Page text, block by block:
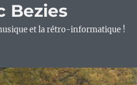
Bezies
et la rétro-informatique !